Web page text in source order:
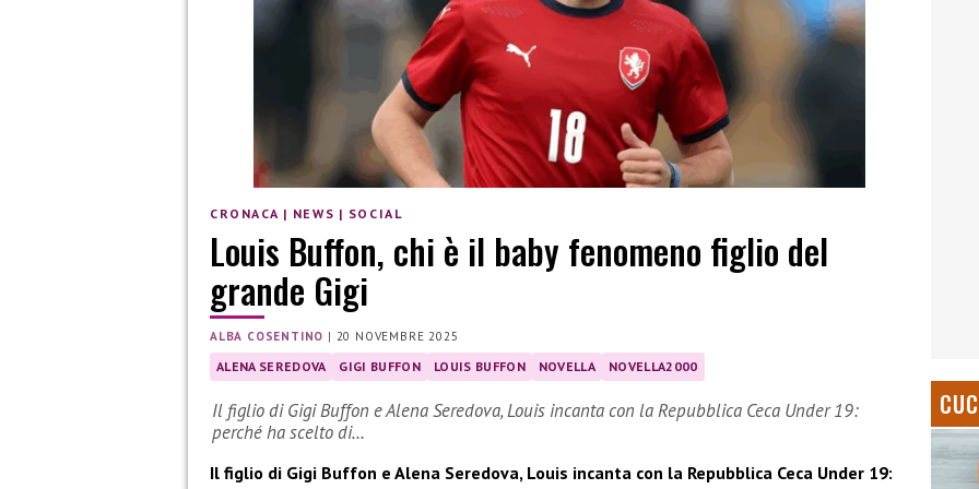
CRONACA | NEWS | SOCIAL
Louis Buffon, chi è il baby fenomeno figlio del
grande Gigi
ALBA COSENTINO | 20 NOVEMBRE 2025
ALENA SEREDOVA GIGI BUFFON LOUIS BUFFON NOVELLA NOVELLA2000
Il figlio di Gigi Buffon e Alena Seredova, Louis incanta con la Repubblica Ceca Under 19:
perché ha scelto di…
Il figlio di Gigi Buffon e Alena Seredova, Louis incanta con la Repubblica Ceca Under 19: